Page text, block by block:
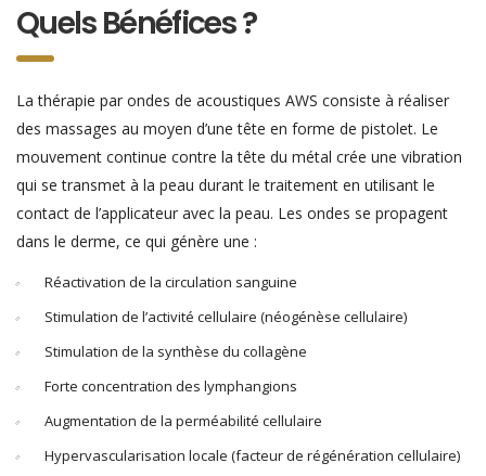
Quels Bénéfices ?
La thérapie par ondes de acoustiques AWS consiste à réaliser
des massages au moyen d’une tête en forme de pistolet. Le
mouvement continue contre la tête du métal crée une vibration
qui se transmet à la peau durant le traitement en utilisant le
contact de l’applicateur avec la peau. Les ondes se propagent
dans le derme, ce qui génère une :
Réactivation de la circulation sanguine
Stimulation de l’activité cellulaire (néogénèse cellulaire)
Stimulation de la synthèse du collagène
Forte concentration des lymphangions
Augmentation de la perméabilité cellulaire
Hypervascularisation locale (facteur de régénération cellulaire)